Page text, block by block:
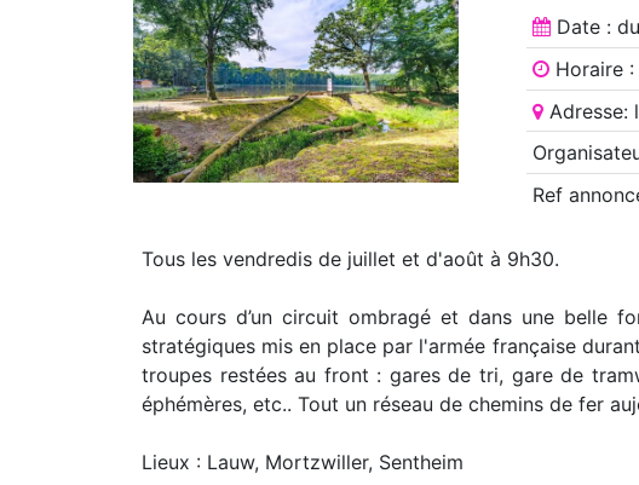
Date : du
Horaire :
Adresse:
Ref
Tous les vendredis de juillet et d'août à 9h30.
Au cours d’un circuit ombragé et dans une belle
stratégiques mis en place par l'armée française
troupes restées au front : gares de tri, gare de
éphémères, etc.. Tout un réseau de chemins de fer
Lieux : Lauw, Mortzwiller, Sentheim